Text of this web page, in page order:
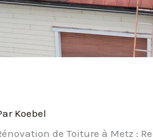
Koebel
de Toiture à Metz :